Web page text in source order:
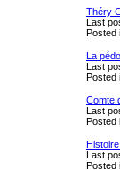
Théry
Last
Posted
La
Last
Posted
Comte
Last
Posted
Last
Posted